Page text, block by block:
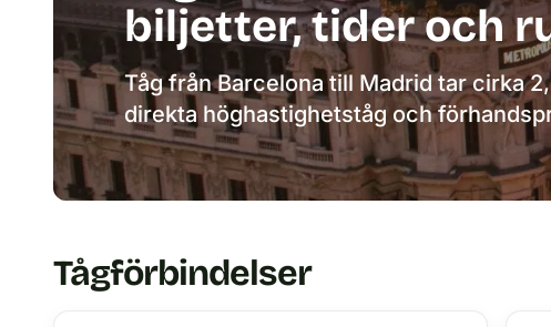
biljetter, tider och
Tåg från Barcelona till Madrid tar cirka
direkta höghastighetståg och
Tågförbindelser